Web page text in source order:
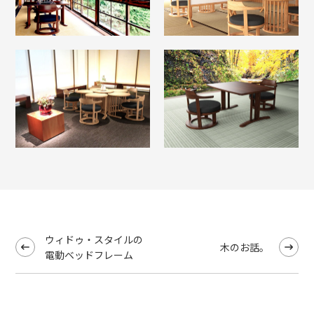
ウィドゥ・スタイルの
電動ベッドフレーム
木のお話。